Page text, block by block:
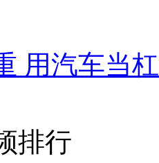
用汽车当
排行